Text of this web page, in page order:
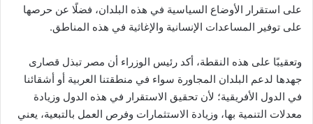
على استقرار الأوضاع السياسية في هذه البلدان، فضلًا عن حرصها
على توفير المساعدات الإنسانية والإغاثية في هذه المناطق.
وتعقيبًا على هذه النقطة، أكد رئيس الوزراء أن مصر تبذل قصارى
جهدها لدعم البلدان المجاورة سواء في منطقتنا العربية أو أشقائنا
في الدول الأفريقية؛ لأن تحقيق الاستقرار في هذه الدول وزيادة
معدلات التنمية بها، وزيادة الاستثمارات وفرص العمل بالتبعية، يعني